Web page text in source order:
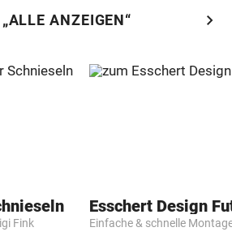
ANZEIGEN“ chevron_right
Fink Einfache & schnelle